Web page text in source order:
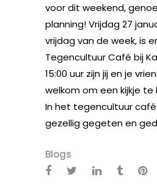
voor dit weekend,
planning! Vrijdag 27
vrijdag van de week, is
Tegencultuur Café bij
15:00 uur zijn jij en je
welkom om een kijkje te
In het tegencultuur
gezellig gegeten en
Blogs